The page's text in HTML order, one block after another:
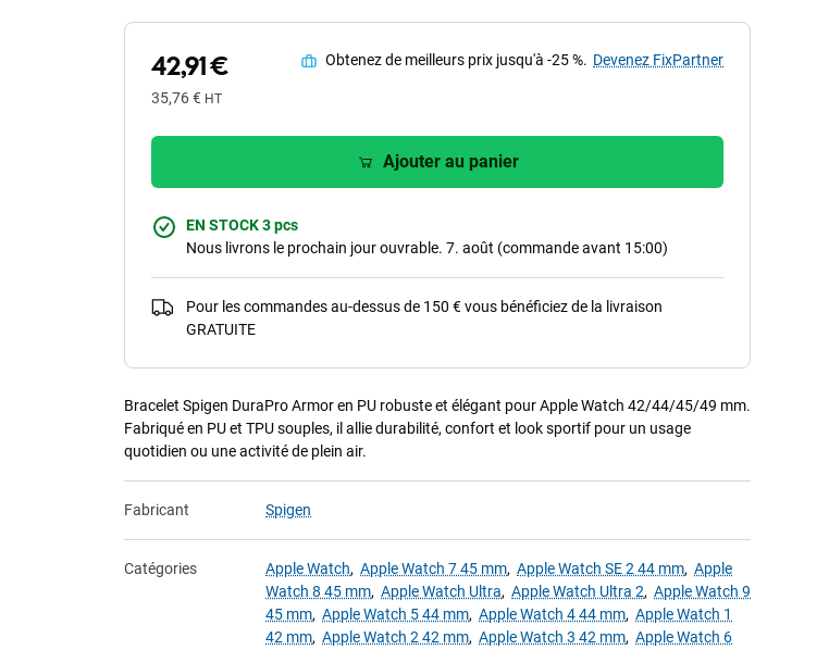
42,91 €
35,76 € HT
Obtenez de meilleurs prix jusqu'à -25 %. Devenez FixPartner
Ajouter au panier
EN STOCK 3 pcs
Nous livrons le prochain jour ouvrable. 7. août (commande avant 15:00)
Pour les commandes au-dessus de 150 € vous bénéficiez de la livraison
GRATUITE
Bracelet Spigen DuraPro Armor en PU robuste et élégant pour Apple Watch 42/44/45/49 mm.
Fabriqué en PU et TPU souples, il allie durabilité, confort et look sportif pour un usage
quotidien ou une activité de plein air.
Fabricant Spigen
Catégories Apple Watch, Apple Watch 7 45 mm, Apple Watch SE 2 44 mm, Apple
Watch 8 45 mm, Apple Watch Ultra, Apple Watch Ultra 2, Apple Watch 9
45 mm, Apple Watch 5 44 mm, Apple Watch 4 44 mm, Apple Watch 1
42 mm, Apple Watch 2 42 mm, Apple Watch 3 42 mm, Apple Watch 6